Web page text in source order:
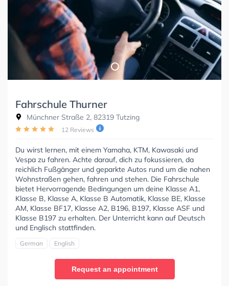
Fahrschule Thurner
Münchner Straße 2, 82319 Tutzing
12 Reviews
Du wirst lernen, mit einem Yamaha, KTM, Kawasaki und
Vespa zu fahren. Achte darauf, dich zu fokussieren, da
reichlich Fußgänger und geparkte Autos rund um die nahen
Wohnstraßen gehen, fahren und stehen. Die Fahrschule
bietet Hervorragende Bedingungen um deine Klasse A1,
Klasse B, Klasse A, Klasse B Automatik, Klasse BE, Klasse
AM, Klasse BF17, Klasse A2, B196, B197, Klasse ASF und
Klasse B197 zu erhalten. Der Unterricht kann auf Deutsch
und Englisch stattfinden.
German English
Request an appointment